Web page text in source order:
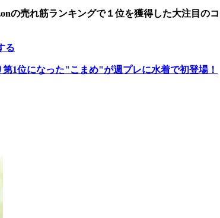
の売れ筋ランキングで１位を獲得した大注目のコ
る
1位になった"こまめ"が週プレに水着で初登場！